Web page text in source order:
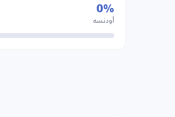
0%
أودنسه